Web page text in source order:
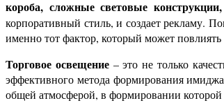
короба, сложные световые
корпоративный стиль, и создает рекламу.
именно тот фактор, который может
Торговое освещение– это не только
эффективного метода формирования
общей атмосферой, в формировании